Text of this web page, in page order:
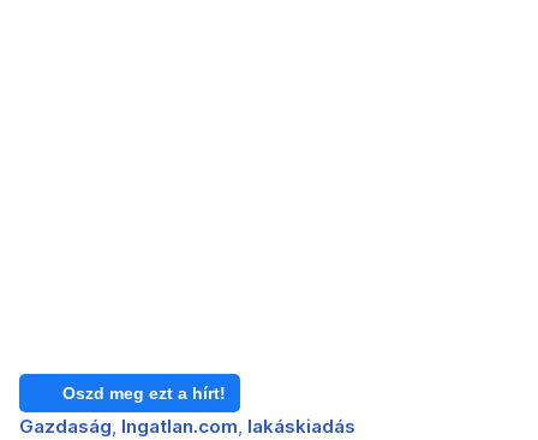
Oszd meg ezt a hírt!
Gazdaság Ingatlan.com lakáskiadás